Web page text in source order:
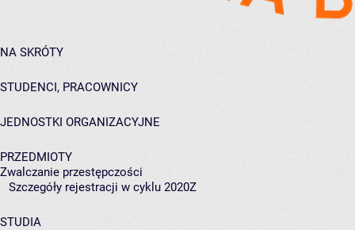
NA SKRÓTY
STUDENCI, PRACOWNICY
JEDNOSTKI ORGANIZACYJNE
PRZEDMIOTY
Zwalczanie przestępczości
Szczegóły rejestracji w cyklu 2020Z
STUDIA